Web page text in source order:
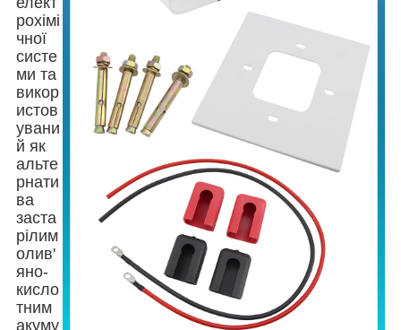
рохімі
чної
систе
ми та
викор
истов
увани
й як
альте
рнати
ва
заста
рілим
олив'
яно-
кисло
тним
акуму